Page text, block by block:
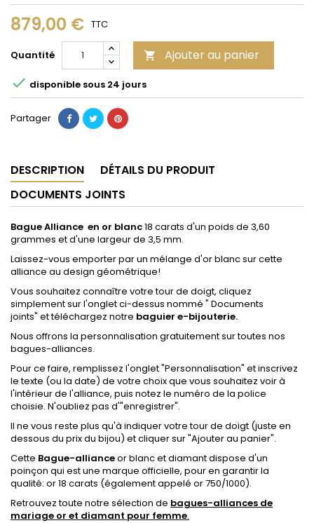
879,00 € TTC
Quantité  Ajouter au panier
 disponible sous 24 jours
Partager
DESCRIPTION
DÉTAILS DU PRODUIT
DOCUMENTS JOINTS
Bague Alliance en or blanc18 carats d'un poids de 3,60
grammes et d'une largeur de 3,5 mm.
Laissez-vous emporter par un mélange d'or blanc sur cette
alliance au design géométrique!
Vous souhaitez connaître votre tour de doigt, cliquez
simplement sur l'onglet ci-dessus nommé " Documents
joints" et téléchargez notre baguier e-bijouterie.
Nous offrons la personnalisation gratuitement sur toutes nos
bagues-alliances.
Pour ce faire, remplissez l'onglet"Personnalisation" et inscrivez
le texte (ou la date) de votre choix que vous souhaitez voir à
l'intérieur de l'alliance, puis notez le numéro de la police
choisie. N'oubliez pas d'"enregistrer".
Il ne vous reste plus qu'à indiquer votre tour de doigt (juste en
dessous du prix du bijou) et cliquer sur "Ajouter au panier".
Cette Bague-allianceor blanc et diamant dispose d'un
poinçon qui est une marque officielle, pour en garantir la
qualité: or 18 carats (également appelé or 750/1000).
Retrouvez toute notre sélection de bagues-alliances de
mariage or et diamant pour femme.